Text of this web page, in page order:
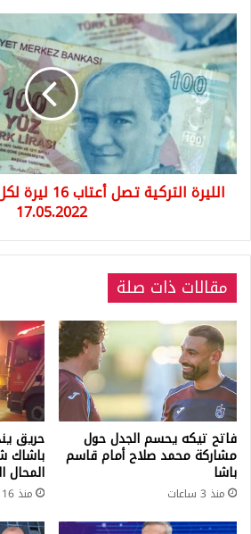
الليرة
التركية
تصل
أعتاب
ليرة
لكل
دولار
اليوم
الثلاثاء
17.05.2022
الليرة
17.05.2022
مقالات ذات صلة
فاتح تيكه يحسم الجدل حول
مشاركة محمد صلاح أمام قاسم
باشا
منذ 3 ساعات
حريق
باشاك
المحال
منذ 16 ساعة